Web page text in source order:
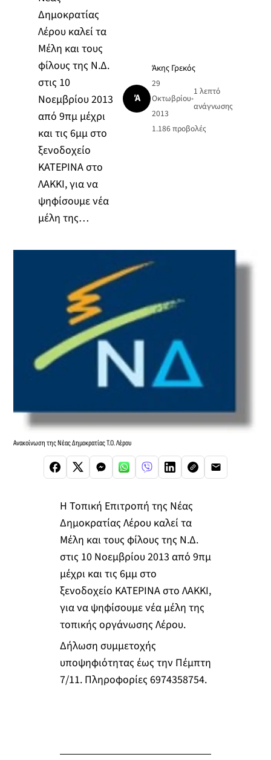
Δημοκρατίας
Λέρου καλεί τα
Μέλη και τους
φίλους της Ν.Δ.
στις 10
Νοεμβρίου 2013
από 9πμ μέχρι
και τις 6μμ στο
ξενοδοχείο
ΚΑΤΕΡΙΝΑ στο
ΛΑΚΚΙ, για να
ψηφίσουμε νέα
μέλη της…
Ά
Άκης Γρεκός
29
Οκτωβρίου
2013
•
1 λεπτό
ανάγνωσης
1.186προβολές
Ανακοίνωση της Νέας Δημοκρατίας Τ.Ο. Λέρου
Η Τοπική Επιτροπή της Νέας
Δημοκρατίας Λέρου καλεί τα
Μέλη και τους φίλους της Ν.Δ.
στις 10 Νοεμβρίου 2013 από 9πμ
μέχρι και τις 6μμ στο
ξενοδοχείο ΚΑΤΕΡΙΝΑ στο ΛΑΚΚΙ,
για να ψηφίσουμε νέα μέλη της
τοπικής οργάνωσης Λέρου.
Δήλωση συμμετοχής
υποψηφιότητας έως την Πέμπτη
7/11. Πληροφορίες 6974358754.